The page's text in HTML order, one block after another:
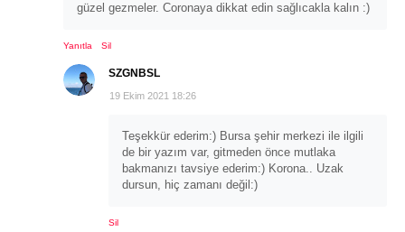
güzel gezmeler. Coronaya dikkat edin sağlıcakla kalın :)
Yanıtla Sil
SZGNBSL
19 Ekim 2021 18:26
Teşekkür ederim:) Bursa şehir merkezi ile ilgili
de bir yazım var, gitmeden önce mutlaka
bakmanızı tavsiye ederim:) Korona.. Uzak
dursun, hiç zamanı değil:)
Sil